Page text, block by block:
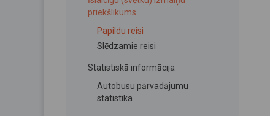
priekšlikums
Papildu reisi
Slēdzamie reisi
Statistiskā informācija
Autobusu pārvadājumu
statistika